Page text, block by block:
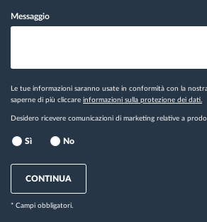
Messaggio
Le tue informazioni saranno usate in conformità con la
saperne di più cliccare informazioni sulla protezione dei dati.
Desidero ricevere comunicazioni di marketing relative a
Sì No
CONTINUA
* Campi obbligatori.